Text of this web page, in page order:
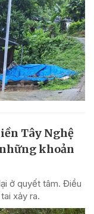
Tây Nghệ
khoản
ở quyết tâm. Điều
xảy ra.